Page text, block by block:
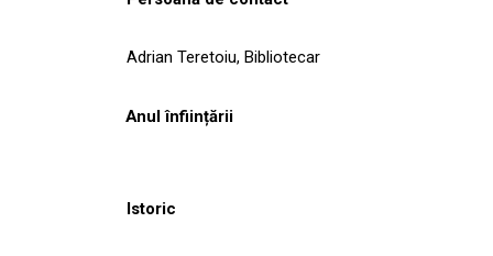
Adrian Teretoiu, Bibliotecar
Anul înființării
Istoric